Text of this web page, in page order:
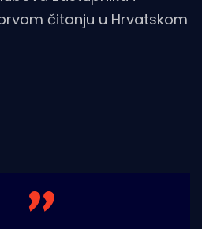
čitanju u Hrvatskom